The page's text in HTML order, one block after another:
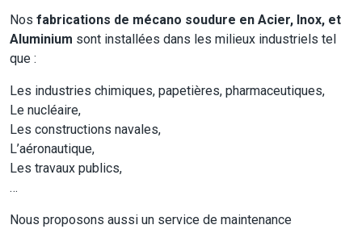
Nos fabrications de mécano soudure en Acier, Inox, et
Aluminium sont installées dans les milieux industriels tel
que :
Les industries chimiques, papetières, pharmaceutiques,
Le nucléaire,
Les constructions navales,
L’aéronautique,
Les travaux publics,
…
Nous proposons aussi un service de maintenance